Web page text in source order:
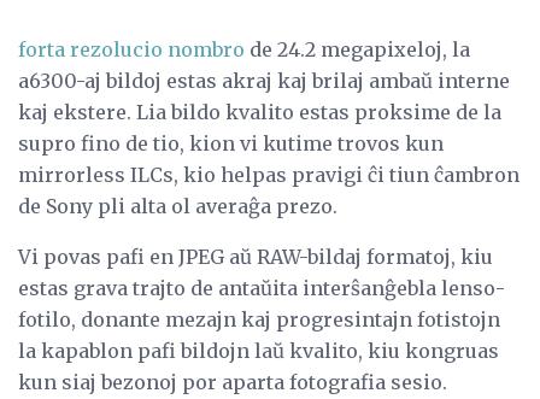
forta rezolucio nombro de 24.2 megapixeloj, la
a6300-aj bildoj estas akraj kaj brilaj ambaŭ interne
kaj ekstere. Lia bildo kvalito estas proksime de la
supro fino de tio, kion vi kutime trovos kun
mirrorless ILCs, kio helpas pravigi ĉi tiun ĉambron
de Sony pli alta ol averaĝa prezo.
Vi povas pafi en JPEG aŭ RAW-bildaj formatoj, kiu
estas grava trajto de antaŭita interŝanĝebla lenso-
fotilo, donante mezajn kaj progresintajn fotistojn
la kapablon pafi bildojn laŭ kvalito, kiu kongruas
kun siaj bezonoj por aparta fotografia sesio.